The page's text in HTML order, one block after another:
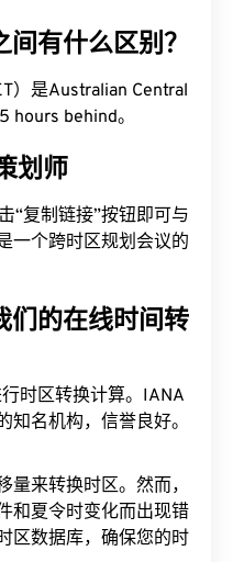
有什么区别？
）是Australian Central
hours behind。
划师
“复制链接”按钮即可与
一个跨时区规划会议的
们的在线时间转
时区转换计算。IANA
名机构，信誉良好。
来转换时区。然而，
和夏令时变化而出现错
区数据库，确保您的时